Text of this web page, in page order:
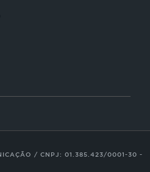
/ CNPJ: 01.385.423/0001-30 -